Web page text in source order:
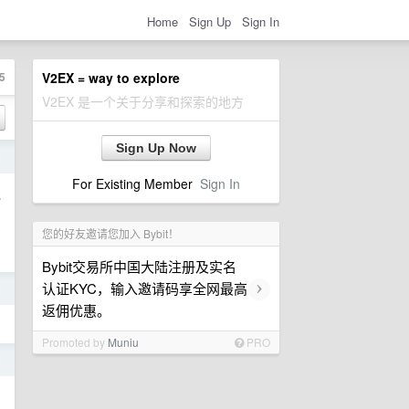
Home Sign Up Sign In
V2EX = way to explore
V2EX 是一个关于分享和探索的地方
Sign Up Now
For Existing Member Sign In
您的好友邀请您加入 Bybit！
Bybit交易所中国大陆注册及实名
认证KYC，输入邀请码享全网最高
返佣优惠。
›
Promoted by Muniu PRO